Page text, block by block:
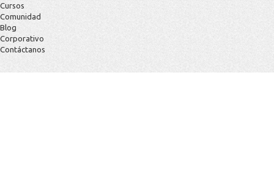
Cursos
Comunidad
Blog
Corporativo
Contáctanos